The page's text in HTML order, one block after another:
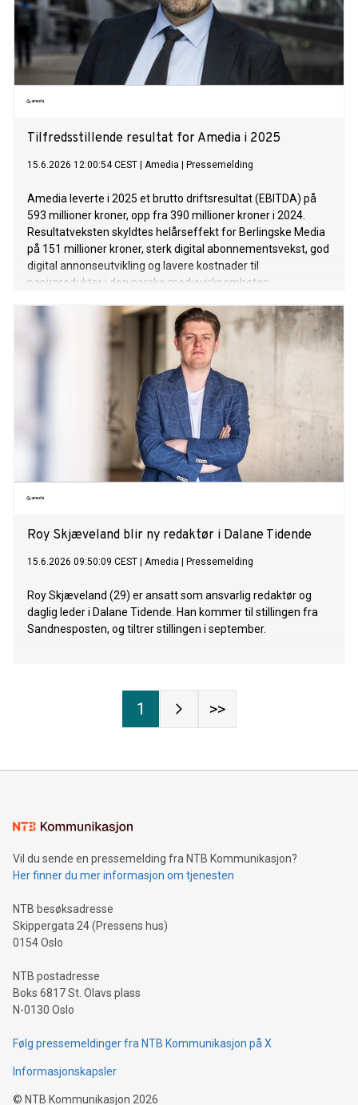
Tilfredsstillende resultat for Amedia i 2025
15.6.2026 12:00:54 CEST Amedia Pressemelding
Amedia leverte i 2025 et brutto driftsresultat (EBITDA) på
593 millioner kroner, opp fra 390 millioner kroner i 2024.
Resultatveksten skyldtes helårseffekt for Berlingske Media
på 151 millioner kroner, sterk digital abonnementsvekst, god
digital annonseutvikling og lavere kostnader til
papirprodukter i den norske medievirksomheten.
Roy Skjæveland blir ny redaktør i Dalane Tidende
15.6.2026 09:50:09 CEST Amedia Pressemelding
Roy Skjæveland (29) er ansatt som ansvarlig redaktør og
daglig leder i Dalane Tidende. Han kommer til stillingen fra
Sandnesposten, og tiltrer stillingen i september.
1 >>
Vil du sende en pressemelding fra NTB Kommunikasjon?
Her finner du mer informasjon om tjenesten
NTB besøksadresse
Skippergata 24 (Pressens hus)
0154 Oslo
NTB postadresse
Boks 6817 St. Olavs plass
N-0130 Oslo
Følg pressemeldinger fra NTB Kommunikasjon på X
Informasjonskapsler
© NTB Kommunikasjon 2026